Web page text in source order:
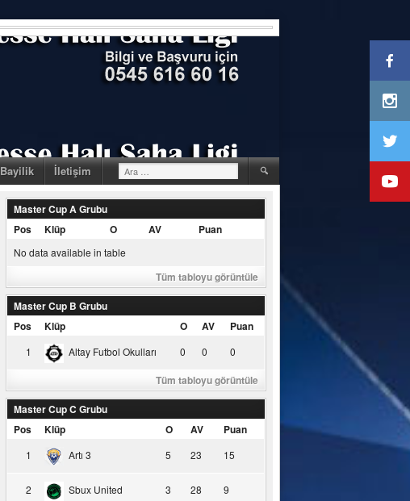
Bayilik İletişim Arama:
Master Cup A Grubu
Pos
Klüp O AV Puan
No data available in table
Tüm tabloyu görüntüle
Master Cup B Grubu
Pos
Klüp O AV Puan
1 Altay Futbol Okulları 0 0 0
Tüm tabloyu görüntüle
Master Cup C Grubu
Pos
Klüp O AV Puan
1 Artı 3 5 23 15
2 Sbux United 3 28 9